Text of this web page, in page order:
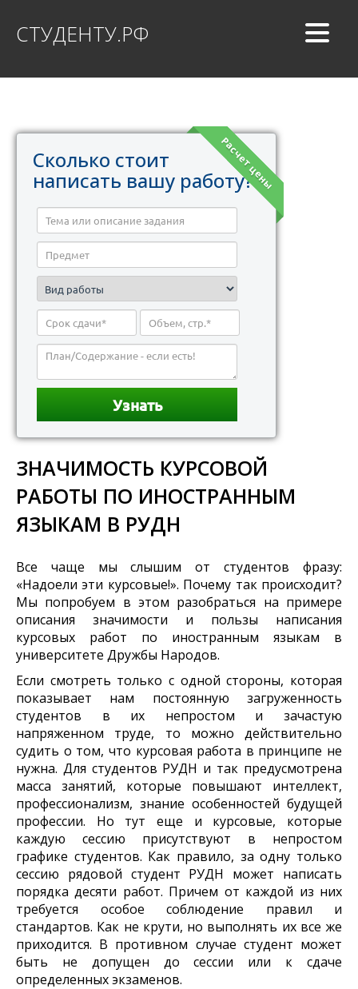
СТУДЕНТУ.РФ
Расчет цены
Сколько стоит
написать вашу работу?
ЗНАЧИМОСТЬ КУРСОВОЙ
РАБОТЫ ПО ИНОСТРАННЫМ
ЯЗЫКАМ В РУДН
Все чаще мы слышим от студентов фразу:
«Надоели эти курсовые!». Почему так происходит?
Мы попробуем в этом разобраться на примере
описания значимости и пользы написания
курсовых работ по иностранным языкам в
университете Дружбы Народов.
Если смотреть только с одной стороны, которая
показывает нам постоянную загруженность
студентов в их непростом и зачастую
напряженном труде, то можно действительно
судить о том, что курсовая работа в принципе не
нужна. Для студентов РУДН и так предусмотрена
масса занятий, которые повышают интеллект,
профессионализм, знание особенностей будущей
профессии. Но тут еще и курсовые, которые
каждую сессию присутствуют в непростом
графике студентов. Как правило, за одну только
сессию рядовой студент РУДН может написать
порядка десяти работ. Причем от каждой из них
требуется особое соблюдение правил и
стандартов. Как не крути, но выполнять их все же
приходится. В противном случае студент может
быть не допущен до сессии или к сдаче
определенных экзаменов.